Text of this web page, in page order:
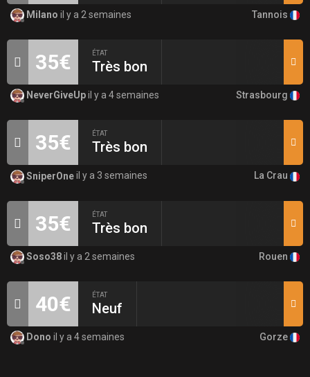
Milano il y a 2 semaines Tannois
35€ ÉTAT
Très bon
NeverGiveUpil y a 4 semaines Strasbourg
35€ ÉTAT
Très bon
SniperOneil y a 3 semaines La Crau
35€ ÉTAT
Très bon
Soso38il y a 2 semaines Rouen
40€ ÉTAT
Neuf
Dono il y a 4 semaines Gorze